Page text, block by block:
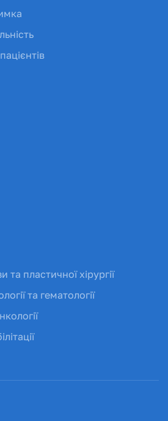
та пластичної хірургії
та гематології